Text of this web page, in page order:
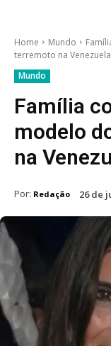
Home Mundo
terremoto na Venezuela
Mundo
Família
modelo
na
Por: Redação 26 de